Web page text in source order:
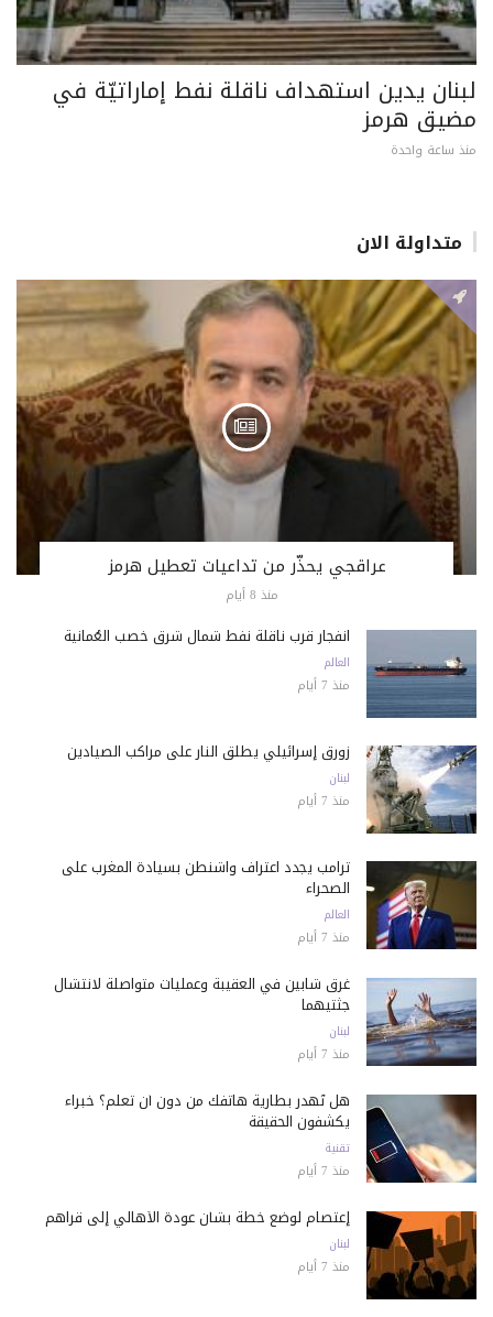
لبنان يدين استهداف ناقلة نفط إماراتيّة في
مضيق هرمز
منذ ساعة واحدة
متداولة الان
عراقجي يحذّر من تداعيات تعطيل هرمز
منذ 8 أيام
انفجار قرب ناقلة نفط شمال شرق خصب العُمانية
العالم
منذ 7 أيام
زورق إسرائيلي يطلق النار على مراكب الصيادين
لبنان
منذ 7 أيام
ترامب يجدد اعتراف واشنطن بسيادة المغرب على
الصحراء
العالم
منذ 7 أيام
غرق شابين في العقيبة وعمليات متواصلة لانتشال
جثتيهما
لبنان
منذ 7 أيام
هل تُهدر بطارية هاتفك من دون أن تعلم؟ خبراء
يكشفون الحقيقة
تقنية
منذ 7 أيام
إعتصام لوضع خطة بشأن عودة الأهالي إلى قراهم
لبنان
منذ 7 أيام